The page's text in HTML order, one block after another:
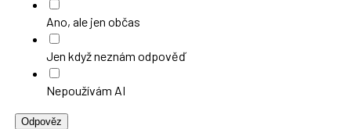
Ano, ale jen občas
Jen když neznám odpověď
Nepoužívám AI
Odpověz